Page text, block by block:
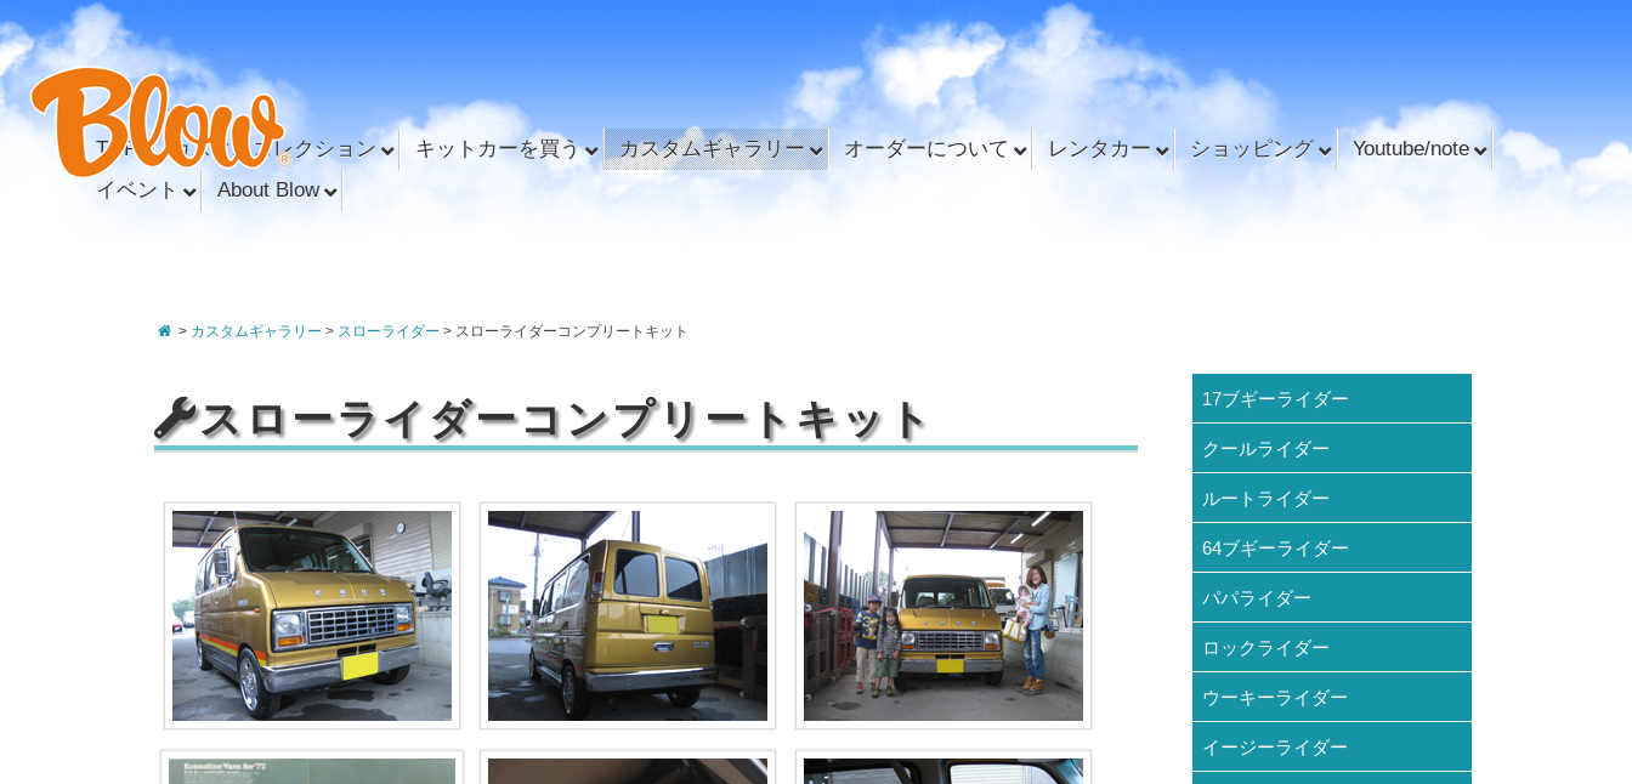
TOP カスタムコレクション キットカーを買う カスタムギャラリー オーダーについて レンタカー ショッピング
Youtube/note
イベント
About Blow
> カスタムギャラリー > スローライダー > スローライダーコンプリートキット
スローライダーコンプリートキット 17ブギーライダー
クールライダー
ルートライダー
64ブギーライダー
パパライダー
ロックライダー
ウーキーライダー
イージーライダー